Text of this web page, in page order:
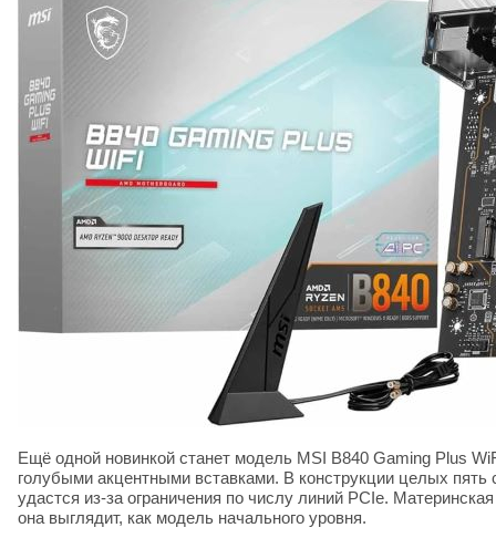
Ещё одной новинкой станет модель MSI B840 Gaming Plus
голубыми акцентными вставками. В конструкции целых
удастся из-за ограничения по числу линий PCIe.
она выглядит, как модель начального уровня.